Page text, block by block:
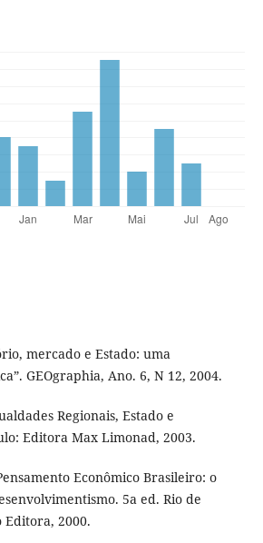
mercado e Estado: uma
GEOgraphia, Ano. 6, N 12, 2004.
Regionais, Estado e
Editora Max Limonad, 2003.
Econômico Brasileiro: o
5a ed. Rio de
2000.